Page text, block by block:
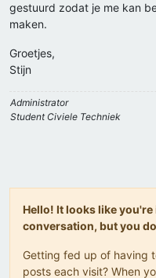
gestuurd zodat je me kan
maken.
Groetjes,
Stijn
Administrator
Student Civiele Techniek
Hello! It looks like
conversation, but you
Getting fed up of having
posts each visit? When